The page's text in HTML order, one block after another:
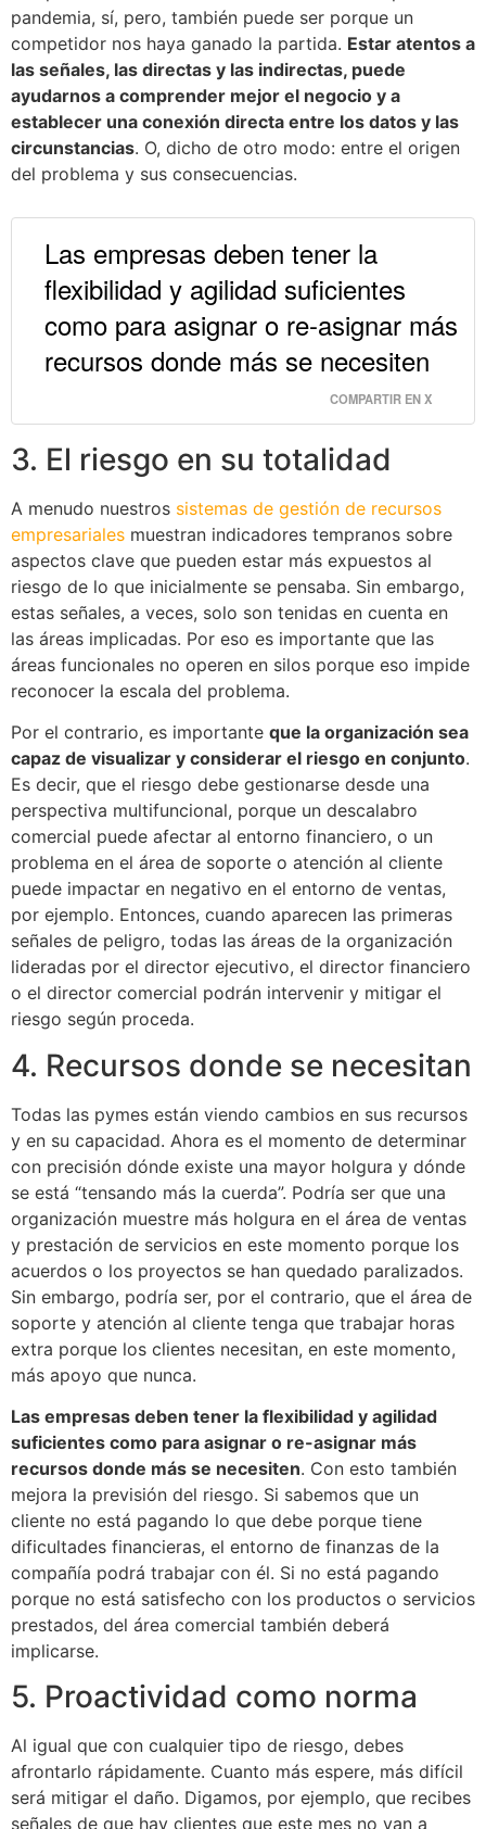
pandemia, sí, pero, también puede ser porque un
competidor nos haya ganado la partida. Estar atentos a
las señales, las directas y las indirectas, puede
ayudarnos a comprender mejor el negocio y a
establecer una conexión directa entre los datos y las
circunstancias. O, dicho de otro modo: entre el origen
del problema y sus consecuencias.
Las empresas deben tener la
flexibilidad y agilidad suficientes
como para asignar o re-asignar más
recursos donde más se necesiten
COMPARTIR EN X
3. El riesgo en su totalidad
A menudo nuestros sistemas de gestión de recursos
empresariales muestran indicadores tempranos sobre
aspectos clave que pueden estar más expuestos al
riesgo de lo que inicialmente se pensaba. Sin embargo,
estas señales, a veces, solo son tenidas en cuenta en
las áreas implicadas. Por eso es importante que las
áreas funcionales no operen en silos porque eso impide
reconocer la escala del problema.
Por el contrario, es importante que la organización sea
capaz de visualizar y considerar el riesgo en conjunto.
Es decir, que el riesgo debe gestionarse desde una
perspectiva multifuncional, porque un descalabro
comercial puede afectar al entorno financiero, o un
problema en el área de soporte o atención al cliente
puede impactar en negativo en el entorno de ventas,
por ejemplo. Entonces, cuando aparecen las primeras
señales de peligro, todas las áreas de la organización
lideradas por el director ejecutivo, el director financiero
o el director comercial podrán intervenir y mitigar el
riesgo según proceda.
4. Recursos donde se necesitan
Todas las pymes están viendo cambios en sus recursos
y en su capacidad. Ahora es el momento de determinar
con precisión dónde existe una mayor holgura y dónde
se está “tensando más la cuerda”. Podría ser que una
organización muestre más holgura en el área de ventas
y prestación de servicios en este momento porque los
acuerdos o los proyectos se han quedado paralizados.
Sin embargo, podría ser, por el contrario, que el área de
soporte y atención al cliente tenga que trabajar horas
extra porque los clientes necesitan, en este momento,
más apoyo que nunca.
Las empresas deben tener la flexibilidad y agilidad
suficientes como para asignar o re-asignar más
recursos donde más se necesiten. Con esto también
mejora la previsión del riesgo. Si sabemos que un
cliente no está pagando lo que debe porque tiene
dificultades financieras, el entorno de finanzas de la
compañía podrá trabajar con él. Si no está pagando
porque no está satisfecho con los productos o servicios
prestados, del área comercial también deberá
implicarse.
5. Proactividad como norma
Al igual que con cualquier tipo de riesgo, debes
afrontarlo rápidamente. Cuanto más espere, más difícil
será mitigar el daño. Digamos, por ejemplo, que recibes
señales de que hay clientes que este mes no van a